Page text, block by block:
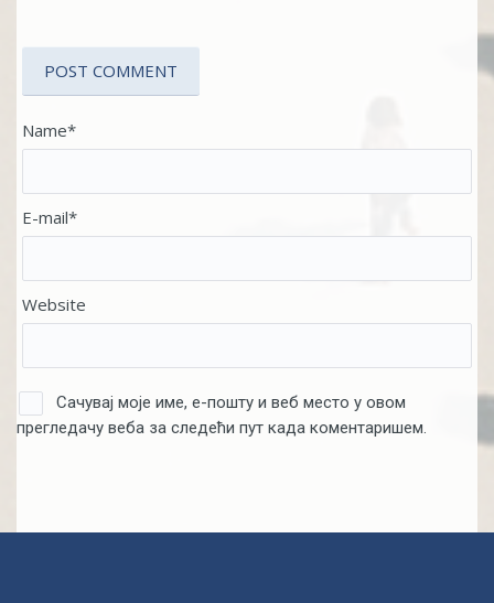
Name*
E-mail*
Website
Сачувај моје име, е-пошту и веб место у овом
прегледачу веба за следећи пут када коментаришем.